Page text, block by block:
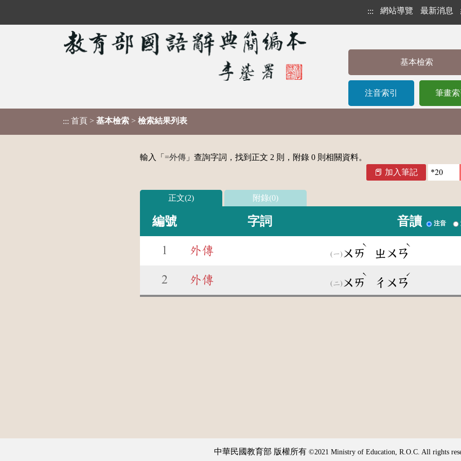
::: 網站導覽 最新消息
基本檢索
注音索引 筆畫索
::: 首頁 > 基本檢索 > 檢索結果列表
輸入「 =外傳 」查詢字詞，找到正文 2 則，附錄 0 則相關資料。
加入筆記
正文(2) 附錄(0)
編號 字詞 音讀 注音
1 外傳 ㄨㄞ
ˋ
ㄓㄨㄢ
ˋ
2 外傳 ㄨㄞ
ˋ
ㄔㄨㄢ
ˊ
中華民國教育部 版權所有 ©2021 Ministry of Education, R.O.C. All rights